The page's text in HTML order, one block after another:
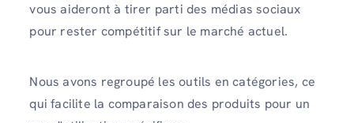
vous aideront à tirer parti des médias sociaux
pour rester compétitif sur le marché actuel.
Nous avons regroupé les outils en catégories, ce
qui facilite la comparaison des produits pour un